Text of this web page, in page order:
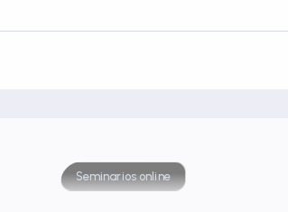
Seminarios online